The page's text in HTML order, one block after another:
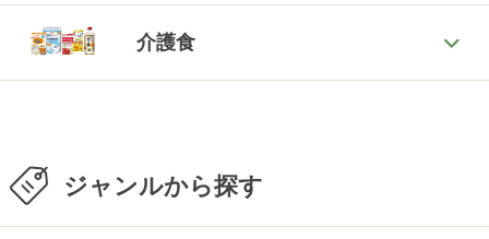
介護食
ジャンルから探す